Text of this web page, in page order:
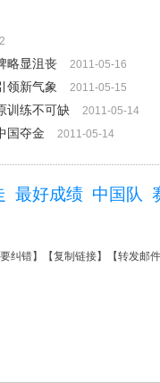
略显沮丧 2011-05-16
领新气象 2011-05-15
训练不可缺 2011-05-14
国夺金 2011-05-14
最好成绩 中国队
纠错】【复制链接】【转发邮件